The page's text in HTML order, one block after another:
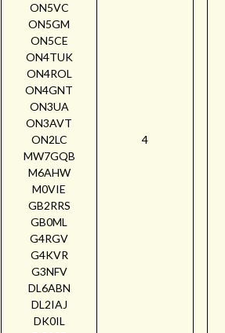
ON5VC
ON5GM
ON5CE
ON4TUK
ON4ROL
ON4GNT
ON3UA
ON3AVT
ON2LC
MW7GQB
M6AHW
M0VIE
GB2RRS
GB0ML
G4RGV
G4KVR
G3NFV
DL6ABN
DL2IAJ
DK0IL
4